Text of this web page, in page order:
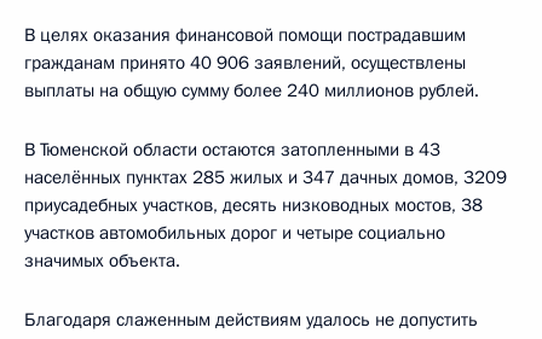
В целях оказания финансовой помощи пострадавшим
гражданам принято 40 906 заявлений, осуществлены
выплаты на общую сумму более 240 миллионов рублей.
В Тюменской области остаются затопленными в 43
населённых пунктах 285 жилых и 347 дачных домов, 3209
приусадебных участков, десять низководных мостов, 38
участков автомобильных дорог и четыре социально
значимых объекта.
Благодаря слаженным действиям удалось не допустить